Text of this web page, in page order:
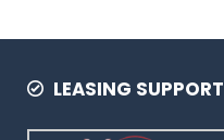
LEASING SUPPORT